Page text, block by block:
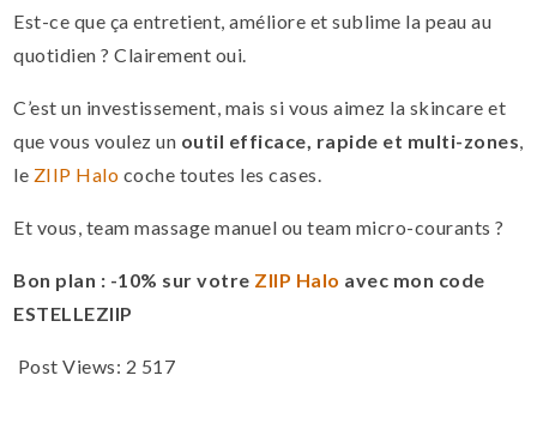
Est-ce que ça entretient, améliore et sublime la peau au
quotidien ? Clairement oui.
C’est un investissement, mais si vous aimez la skincare et
que vous voulez un outil efficace, rapide et multi-zones
le ZIIP Halo coche toutes les cases.
Et vous, team massage manuel ou team micro-courants ?
Bon plan : -10% sur votre ZIIP Halo avec mon code
ESTELLEZIIP
Post Views: 2 517